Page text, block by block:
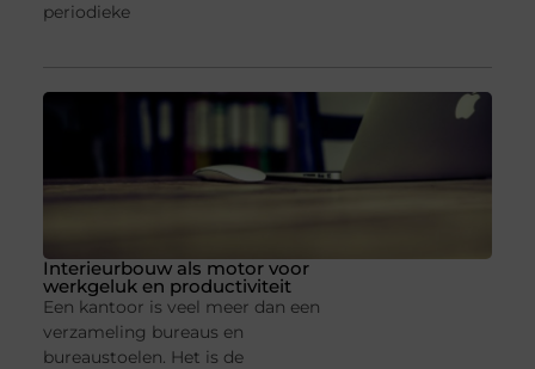
periodieke
Interieurbouw als motor voor
werkgeluk en productiviteit
Een kantoor is veel meer dan een
verzameling bureaus en
bureaustoelen. Het is de